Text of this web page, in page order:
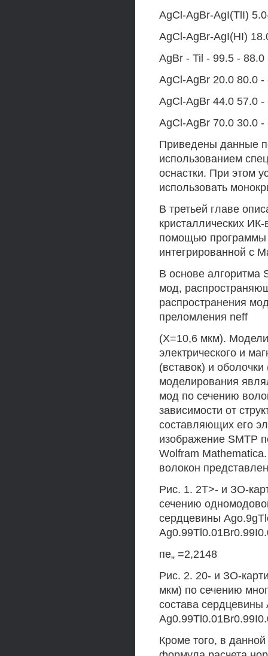
AgCl-AgBr-AgI(TlI)
AgCl-AgBr-AgI(HI)
AgBr - Til - 99.5 - 88.0
AgCl-AgBr 20.0 80.0 -
AgCl-AgBr 44.0 57.0 -
AgCl-AgBr 70.0 30.0 -
Приведены данные
использованием
оснастки. При этом
использовать
В третьей главе
кристаллических
помощью программы
интегрированной с
В основе алгоритма
мод,
распространения
преломления neff
(Х=10,6 мкм).
электрического и
(вставок) и
моделирования
мод по сечению
зависимости от
составляющих его
изображение SMTP
Wolfram
волокон
Рис. 1. 2Т>- и ЗО-
сечению
сердцевины
пе„ =2,2148
Рис. 2. 20- и ЗО-
мкм) по сечению
состава
Кроме того, в